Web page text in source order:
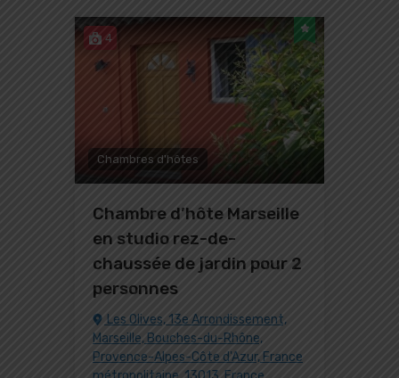
4
Chambres d'hôtes
Chambre d’hôte Marseille
en studio rez-de-
chaussée de jardin pour 2
personnes
Les Olives, 13e Arrondissement,
Marseille, Bouches-du-Rhône,
Provence-Alpes-Côte d'Azur, France